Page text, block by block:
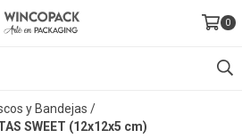
0
y Bandejas /
SWEET (12x12x5 cm)